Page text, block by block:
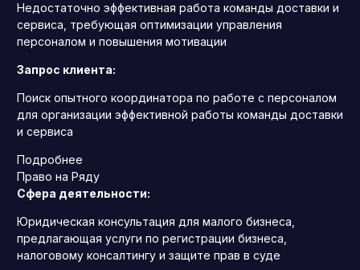
Недостаточно эффективная работа команды доставки и
сервиса, требующая оптимизации управления
персоналом и повышения мотивации
Запрос клиента:
Поиск опытного координатора по работе с персоналом
для организации эффективной работы команды доставки
и сервиса
Подробнее
Право на Ряду
Сфера деятельности:
Юридическая консультация для малого бизнеса,
предлагающая услуги по регистрации бизнеса,
налоговому консалтингу и защите прав в суде